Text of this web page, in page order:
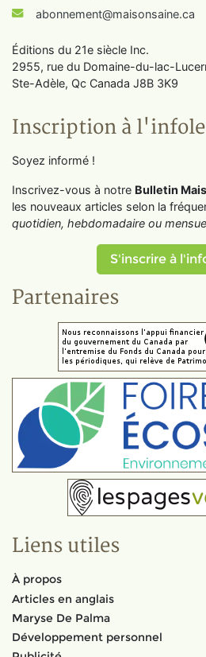
abonnement@maisonsaine.ca
Éditions du 21e siècle Inc.
2955, rue du Domaine-du-lac-
Ste-Adèle, Qc Canada J8B 3K9
Inscription à
Soyez informé !
Inscrivez-vous à notre Bulletin
les nouveaux articles selon la
quotidien, hebdomadaire ou
S'inscrire à
Partenaires
Liens utiles
À propos
Articles en anglais
Maryse De Palma
Développement personnel